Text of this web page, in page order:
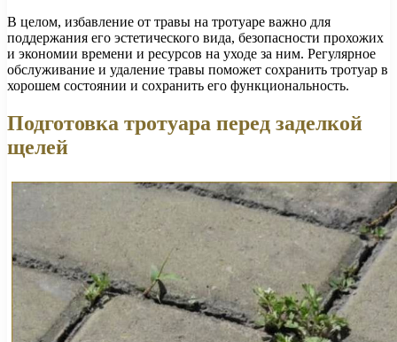
В целом, избавление от травы на тротуаре важно для
поддержания его эстетического вида, безопасности прохожих
и экономии времени и ресурсов на уходе за ним. Регулярное
обслуживание и удаление травы поможет сохранить тротуар в
хорошем состоянии и сохранить его функциональность.
Подготовка тротуара перед заделкой
щелей